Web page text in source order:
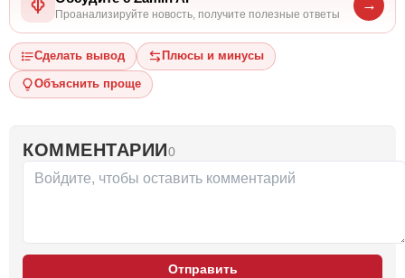
Проанализируйте новость, получите полезные ответы
→
Сделать вывод Плюсы и минусы
Объяснить проще
КОММЕНТАРИИ0
Отправить